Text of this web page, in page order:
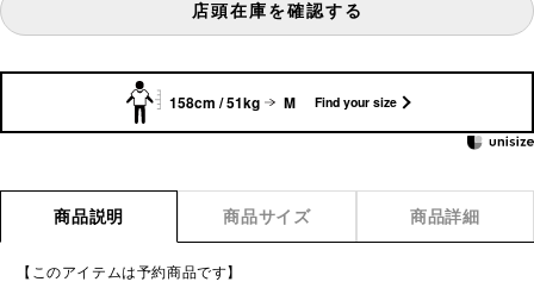
店頭在庫を確認する
158cm / 51kg M Find your size
商品説明 商品サイズ 商品詳細
【このアイテムは予約商品です】